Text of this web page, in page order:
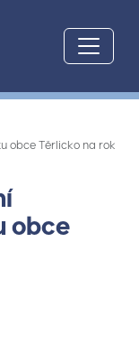
obce Těrlicko na rok
obce